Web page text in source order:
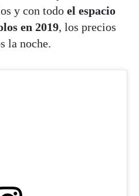
y con todo el espacio
en 2019, los precios
la noche.